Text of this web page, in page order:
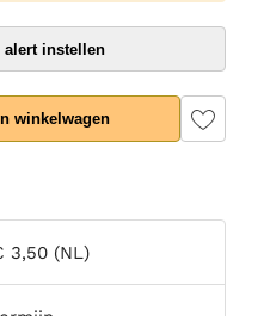
alert instellen
In winkelwagen
3,50 (NL)